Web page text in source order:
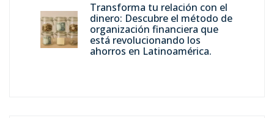
Transforma tu relación con el
dinero: Descubre el método de
organización financiera que
está revolucionando los
ahorros en Latinoamérica.